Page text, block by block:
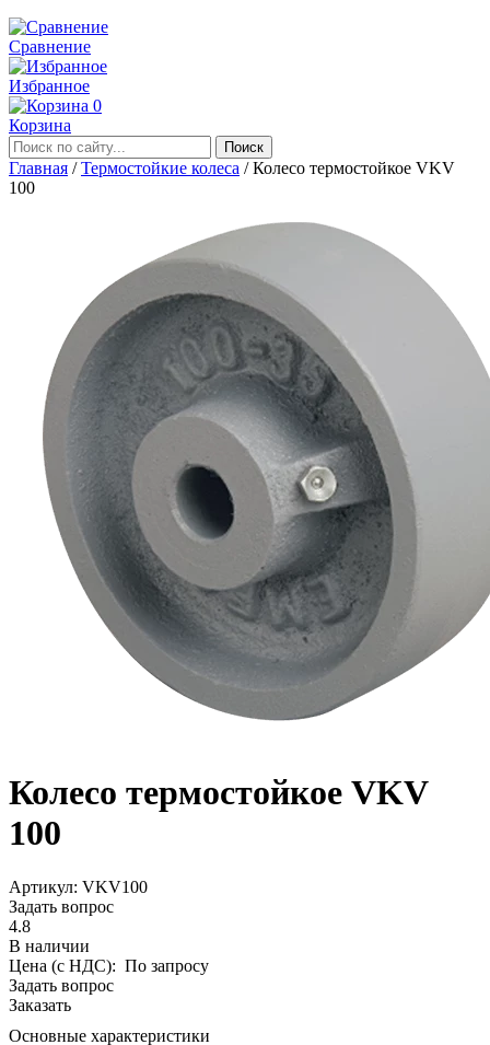
Сравнение
Избранное
0
Корзина
Главная /Термостойкие колеса /Колесо термостойкое VKV
100
Колесо термостойкое VKV
100
Aртикул: VKV100
Задать вопрос
4.8
В наличии
Цена (с НДС): По запросу
Задать вопрос
Заказать
Основные характеристики